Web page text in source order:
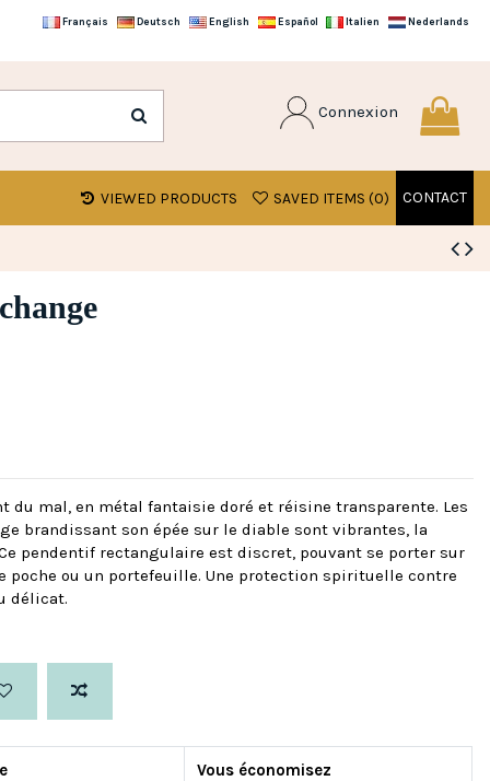
Français Deutsch English Español Italien Nederlands
Connexion
CONTACT
SAVED ITEMS (0)
VIEWED PRODUCTS
mal, en métal fantaisie doré et réisine transparente. Les
brandissant son épée sur le diable sont vibrantes, la
pendentif rectangulaire est discret, pouvant se porter sur
poche ou un portefeuille. Une protection spirituelle contre
délicat.
Vous économisez